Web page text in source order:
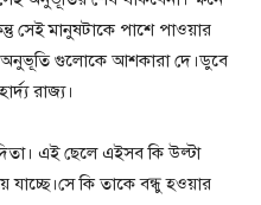
সেই মানুষটাকে পাশে পাওয়ার
গুলোকে আশকারা দে।ডুবে
রাজ্য।
এই ছেলে এইসব কি উল্টা
যাচ্ছে।সে কি তাকে বন্ধু হওয়ার